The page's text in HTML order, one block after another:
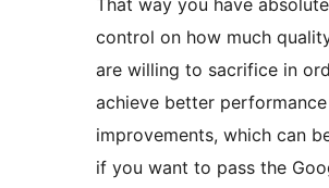
That way you have absolute
control on how much
are willing to sacrifice in
achieve better performance
improvements, which can
if you want to pass the